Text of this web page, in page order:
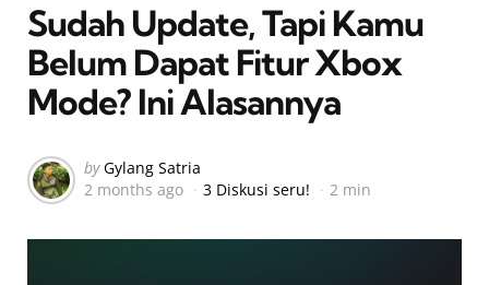
Sudah Update, Tapi Kamu
Belum Dapat Fitur Xbox
Mode? Ini Alasannya
Posted
by
by Gylang Satria
2 months ago
3 Diskusi seru! 2 min